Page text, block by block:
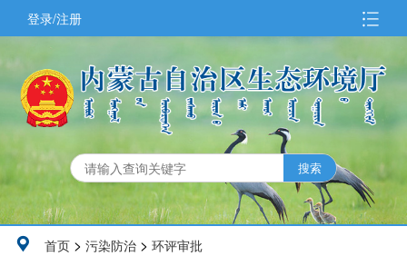
登录/注册
首页 > 污染防治 > 环评审批